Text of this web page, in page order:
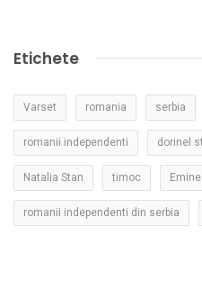
Etichete
Varset romania serbia
romanii independenti dorinel
Natalia Stan timoc
romanii independenti din serbia